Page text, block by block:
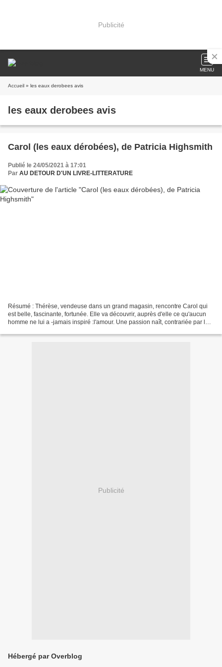
Publicité
MENU
Accueil » les eaux derobees avis
les eaux derobees avis
Carol (les eaux dérobées), de Patricia Highsmith
Publié le 24/05/2021 à 17:01
Par AU DETOUR D'UN LIVRE-LITTERATURE
Résumé : Thérèse, vendeuse dans un grand magasin, rencontre Carol qui
est belle, fascinante, fortunée. Elle va découvrir, auprès d'elle ce qu'aucun
homme ne lui a -jamais inspiré :l'amour. Une passion naît, contrariée par le
Publicité
Hébergé par Overblog